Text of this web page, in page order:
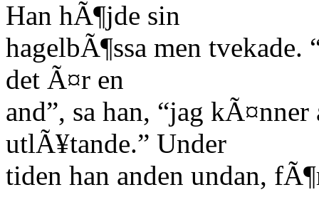
Han hÃ¶jde sin
hagelbÃ¶ssa men
det Ã¤r en
and”, sa han, “jag
utlÃ¥tande.” Under
tiden han anden undan,